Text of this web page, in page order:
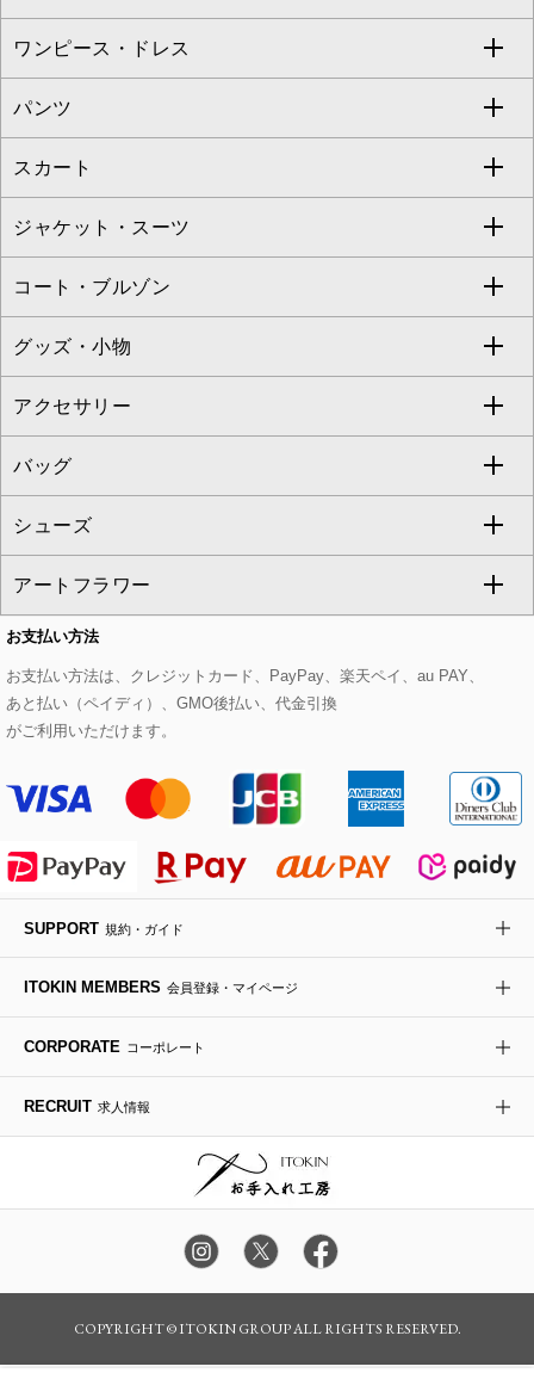
eur3
Maison de CINQ
MK MICHEL KLEIN BAG
HIROKO KOSHINO
すべてのトップス
カットソー・Tシャツ
ブラウス・シャツ
ニット・セーター
カーディガン
アンサンブルセット
ベスト・ジレ
パーカー
タンクトップ・キャミソール
スウェット・ジャージー
その他のトップス
ワンピース・ドレス
すべてのワンピース・ドレス
ワンピース
ドレス
チュニック
ジャンパースカート
その他のワンピース・ドレス
パンツ
すべてのパンツ
フルレングスパンツ
クロップド・半端丈パンツ
ガウチョ・ワイドパンツ
ハーフ・ショート丈パンツ
サロペット・オールインワン
その他のパンツ
スカート
すべてのスカート
ロング・マキシ丈スカート
ひざ丈スカート
ミモレ丈スカート
ショート・ミニ丈スカート
その他のスカート
ジャケット・スーツ
すべてのジャケット・スーツ
テーラードジャケット
ノーカラージャケット
セットアップ
セットアップジャケット
セットアップパンツ
セットアップスカート
セットアップワンピース
コート・ブルゾン
すべてのコート・ブルゾン
トレンチコート
ピーコート
ダッフルコート
チェスターコート
モッズコート
ステンカラーコート
ライダースジャケット
デニムジャケット
ダウンジャケット・コート
グッズ・小物
すべてのグッズ・小物
マスク
ストール・マフラー・スヌード
ベルト・サスペンダー
帽子
ヘアアクセサリー
ハンカチ・バンダナ
手袋
チャーム・ストラップ
その他のグッズ・小物
アクセサリー
すべてのアクセサリー
ネックレス
ピアス・イヤリング
ブレスレット・バングル
ブローチ・コサージュ
バッグ
すべてのバッグ
トートバッグ
ショルダーバッグ
ボストンバッグ
バックパック・リュック
ボディバッグ・メッセンジャーバッグ
トラベルバッグ
シューズ
すべてのシューズ
パンプス
スニーカー
フラットシューズ
ローファー
ドレスシューズ
アートフラワー
すべてのアートフラワー
ローズ
カサブランカ・カラー
ラナンキュラス
ポプリアレンジ＆フレグランス
お支払い方法
お支払い方法は、クレジットカード、PayPay、楽天ペイ、au PAY、
あと払い（ペイディ）、GMO後払い、代金引換
がご利用いただけます。
SUPPORT 規約・ガイド
ITOKIN MEMBERS 会員登録・マイページ
CORPORATE コーポレート
RECRUIT 求人情報
COPYRIGHT © ITOKIN GROUP ALL RIGHTS RESERVED.